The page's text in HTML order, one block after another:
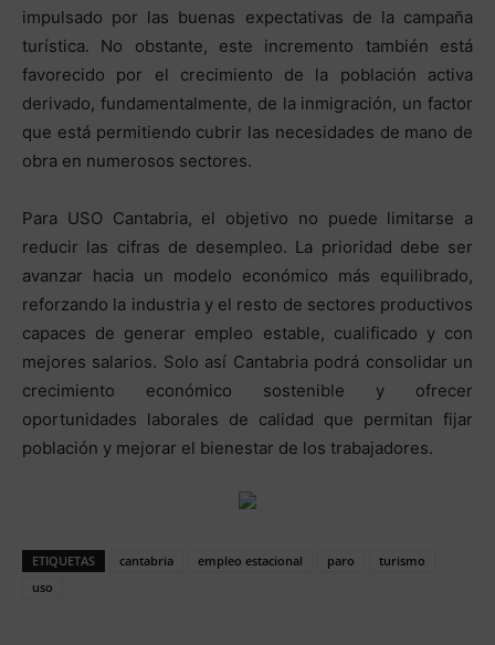
impulsado por las buenas expectativas de la campaña
turística. No obstante, este incremento también está
favorecido por el crecimiento de la población activa
derivado, fundamentalmente, de la inmigración, un factor
que está permitiendo cubrir las necesidades de mano de
obra en numerosos sectores.
Para USO Cantabria, el objetivo no puede limitarse a
reducir las cifras de desempleo. La prioridad debe ser
avanzar hacia un modelo económico más equilibrado,
reforzando la industria y el resto de sectores productivos
capaces de generar empleo estable, cualificado y con
mejores salarios. Solo así Cantabria podrá consolidar un
crecimiento económico sostenible y ofrecer
oportunidades laborales de calidad que permitan fijar
población y mejorar el bienestar de los trabajadores.
ETIQUETAS cantabria empleo estacional paro
turismo
uso